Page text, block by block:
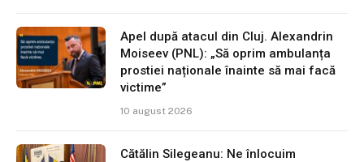
Apel după atacul din Cluj. Alexandrin
Moiseev (PNL): „Să oprim ambulanța
prostiei naționale înainte să mai facă
victime”
10 august 2026
Cătălin Silegeanu: Ne înlocuim